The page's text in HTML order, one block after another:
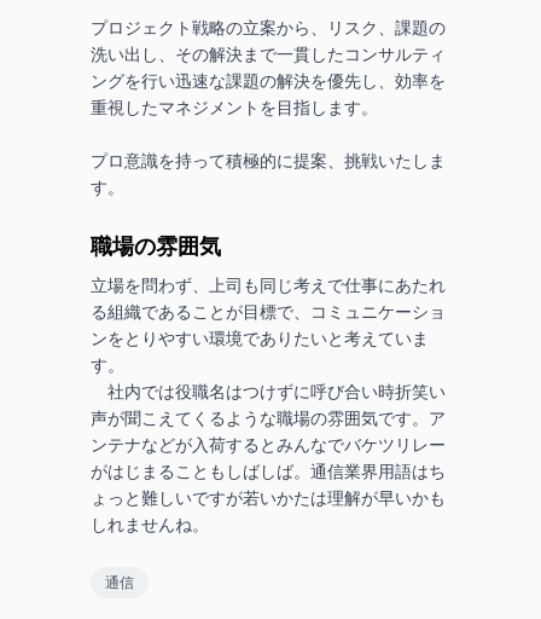
プロジェクト戦略の立案から、リスク、課題の
洗い出し、その解決まで一貫したコンサルティ
ングを行い迅速な課題の解決を優先し、効率を
重視したマネジメントを目指します。
プロ意識を持って積極的に提案、挑戦いたしま
す。
職場の雰囲気
立場を問わず、上司も同じ考えで仕事にあたれ
る組織であることが目標で、コミュニケーショ
ンをとりやすい環境でありたいと考えていま
す。
社内では役職名はつけずに呼び合い時折笑い
声が聞こえてくるような職場の雰囲気です。ア
ンテナなどが入荷するとみんなでバケツリレー
がはじまることもしばしば。通信業界用語はち
ょっと難しいですが若いかたは理解が早いかも
しれませんね。
通信